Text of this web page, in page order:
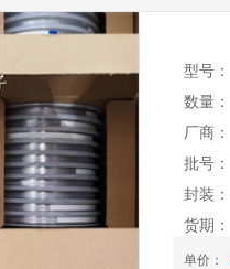
型号：
数量：
厂商：
批号：
封装：
货期：
单价：